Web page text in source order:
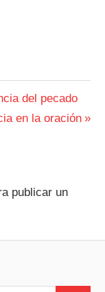
del pecado
en la oración
publicar un